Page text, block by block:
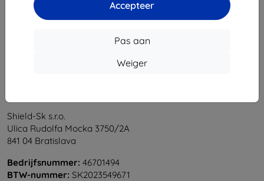
Accepteer
Pas aan
Weiger
«
Shield-Sk s.r.o.
Ulica Rudolfa Mocka 3750/2A
841 04 Bratislava
Bedrijfsnummer: 46701494
BTW-nummer: SK2023549671